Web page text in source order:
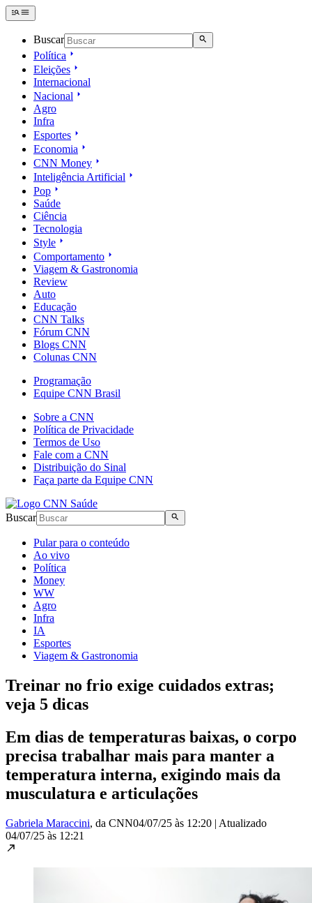
Buscar
Política
Eleições
Internacional
Nacional
Agro
Infra
Esportes
Economia
CNN Money
Inteligência Artificial
Pop
Saúde
Ciência
Tecnologia
Style
Comportamento
Viagem & Gastronomia
Review
Auto
Educação
CNN Talks
Fórum CNN
Blogs CNN
Colunas CNN
Programação
Equipe CNN Brasil
Sobre a CNN
Política de Privacidade
Termos de Uso
Fale com a CNN
Distribuição do Sinal
Faça parte da Equipe CNN
Buscar
Pular para o conteúdo
Ao vivo
Política
Money
WW
Agro
Infra
IA
Esportes
Viagem & Gastronomia
Treinar no frio exige cuidados extras;
veja 5 dicas
Em dias de temperaturas baixas, o corpo
precisa trabalhar mais para manter a
temperatura interna, exigindo mais da
musculatura e articulações
Gabriela Maraccini, da CNN04/07/25 às 12:20 | Atualizado
04/07/25 às 12:21